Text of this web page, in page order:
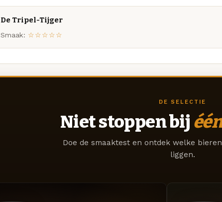
De Tripel-Tijger
Smaak: ☆☆☆☆☆
DE SELECTIE
Niet stoppen bij
Doe de smaaktest en ontdek welke
liggen.